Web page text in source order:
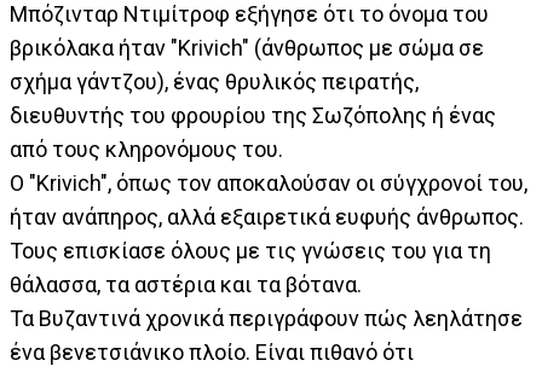
Μπόζινταρ Ντιμίτροφ εξήγησε ότι το όνομα του
βρικόλακα ήταν "Krivich" (άνθρωπος με σώμα σε
σχήμα γάντζου), ένας θρυλικός πειρατής,
διευθυντής του φρουρίου της Σωζόπολης ή ένας
από τους κληρονόμους του.
Ο "Krivich", όπως τον αποκαλούσαν οι σύγχρονοί του,
ήταν ανάπηρος, αλλά εξαιρετικά ευφυής άνθρωπος.
Τους επισκίασε όλους με τις γνώσεις του για τη
θάλασσα, τα αστέρια και τα βότανα.
Τα Βυζαντινά χρονικά περιγράφουν πώς λεηλάτησε
ένα βενετσιάνικο πλοίο. Είναι πιθανό ότι